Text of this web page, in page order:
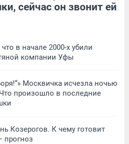
сейчас он звонит ей
в начале 2000-х убили
компании Уфы
Москвичка исчезла ночью
произошло в последние
Козерогов. К чему готовит
прогноз